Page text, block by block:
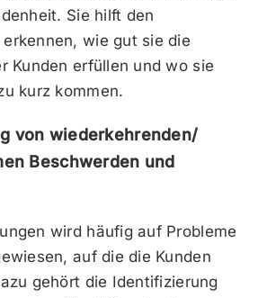
Sie hilft den
wie gut sie die
Kunden erfüllen und wo sie
kurz kommen.
von wiederkehrenden/
Beschwerden und
wird häufig auf Probleme
auf die die Kunden
gehört die Identifizierung